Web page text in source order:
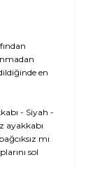
en
- Siyah -
ayakkabı
mı
sol